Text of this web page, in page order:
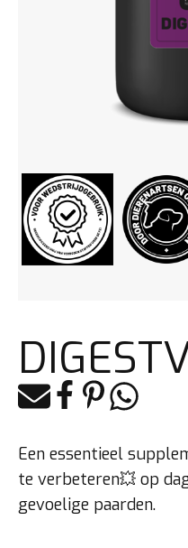
E-mailFacebook
PinterestWhatsapp
Een essentieel
te verbeteren💥 op
gevoelige paarden.